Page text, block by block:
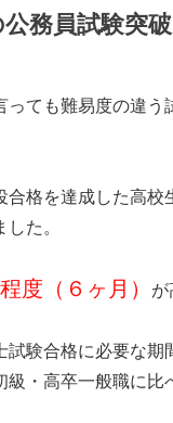
務員試験突
っても難易度の違
合格を達成した高
た。
度（６ヶ月） が
試験合格に必要な
級・高卒一般職に